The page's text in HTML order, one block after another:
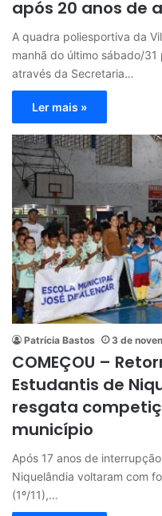
após 20 anos de
A quadra poliesportiva da
manhã do último sábado/
através da Secretaria…
Ler mais »
Patrícia Bastos 3 de
COMEÇOU –
Estudantis de
resgata
município
Após 17 anos de
Niquelândia voltaram com
(1º/11),…